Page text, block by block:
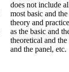
does not include
most basic and
theory and
as the basic and
theoretical and
and the panel, etc.